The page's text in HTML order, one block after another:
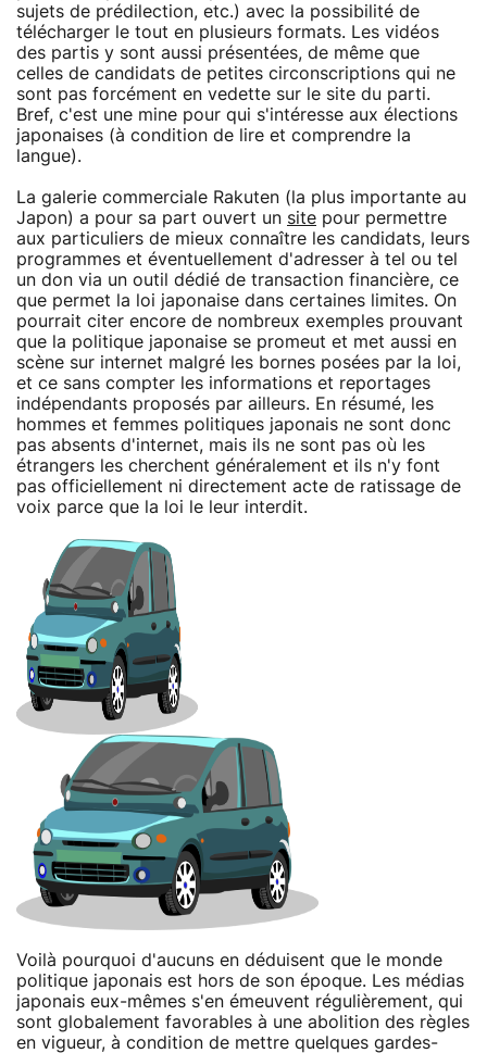
sujets de prédilection, etc.) avec la possibilité de
télécharger le tout en plusieurs formats. Les vidéos
des partis y sont aussi présentées, de même que
celles de candidats de petites circonscriptions qui ne
sont pas forcément en vedette sur le site du parti.
Bref, c'est une mine pour qui s'intéresse aux élections
japonaises (à condition de lire et comprendre la
langue).
La galerie commerciale Rakuten (la plus importante au
Japon) a pour sa part ouvert un site pour permettre
aux particuliers de mieux connaître les candidats, leurs
programmes et éventuellement d'adresser à tel ou tel
un don via un outil dédié de transaction financière, ce
que permet la loi japonaise dans certaines limites. On
pourrait citer encore de nombreux exemples prouvant
que la politique japonaise se promeut et met aussi en
scène sur internet malgré les bornes posées par la loi,
et ce sans compter les informations et reportages
indépendants proposés par ailleurs. En résumé, les
hommes et femmes politiques japonais ne sont donc
pas absents d'internet, mais ils ne sont pas où les
étrangers les cherchent généralement et ils n'y font
pas officiellement ni directement acte de ratissage de
voix parce que la loi le leur interdit.
Voilà pourquoi d'aucuns en déduisent que le monde
politique japonais est hors de son époque. Les médias
japonais eux-mêmes s'en émeuvent régulièrement, qui
sont globalement favorables à une abolition des règles
en vigueur, à condition de mettre quelques gardes-